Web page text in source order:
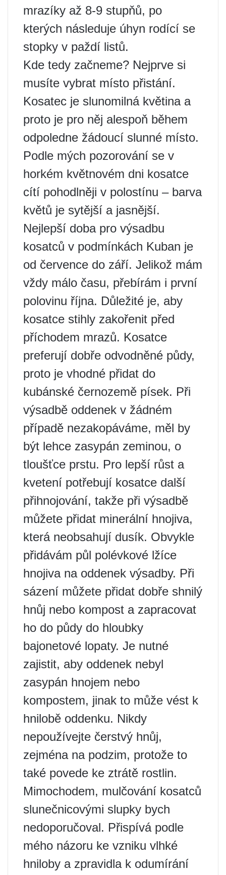
mrazíky až 8-9 stupňů, po
kterých následuje úhyn rodící se
stopky v paždí listů.
Kde tedy začneme? Nejprve si
musíte vybrat místo přistání.
Kosatec je slunomilná květina a
proto je pro něj alespoň během
odpoledne žádoucí slunné místo.
Podle mých pozorování se v
horkém květnovém dni kosatce
cítí pohodlněji v polostínu – barva
květů je sytější a jasnější.
Nejlepší doba pro výsadbu
kosatců v podmínkách Kuban je
od července do září. Jelikož mám
vždy málo času, přebírám i první
polovinu října. Důležité je, aby
kosatce stihly zakořenit před
příchodem mrazů. Kosatce
preferují dobře odvodněné půdy,
proto je vhodné přidat do
kubánské černozemě písek. Při
výsadbě oddenek v žádném
případě nezakopáváme, měl by
být lehce zasypán zeminou, o
tloušťce prstu. Pro lepší růst a
kvetení potřebují kosatce další
přihnojování, takže při výsadbě
můžete přidat minerální hnojiva,
která neobsahují dusík. Obvykle
přidávám půl polévkové lžíce
hnojiva na oddenek výsadby. Při
sázení můžete přidat dobře shnilý
hnůj nebo kompost a zapracovat
ho do půdy do hloubky
bajonetové lopaty. Je nutné
zajistit, aby oddenek nebyl
zasypán hnojem nebo
kompostem, jinak to může vést k
hnilobě oddenku. Nikdy
nepoužívejte čerstvý hnůj,
zejména na podzim, protože to
také povede ke ztrátě rostlin.
Mimochodem, mulčování kosatců
slunečnicovými slupky bych
nedoporučoval. Přispívá podle
mého názoru ke vzniku vlhké
hniloby a zpravidla k odumírání